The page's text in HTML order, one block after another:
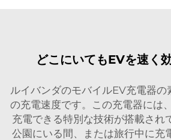
どこにいてもEVを速く
ルイバンダのモバイルEV充電器の
の充電速度です。この充電器には
充電できる特別な技術が搭載され
公園にいる間、または旅行中に充